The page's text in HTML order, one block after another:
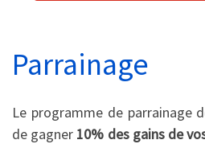
Parrainage
Le programme de parrainage
de gagner 10% des gains de